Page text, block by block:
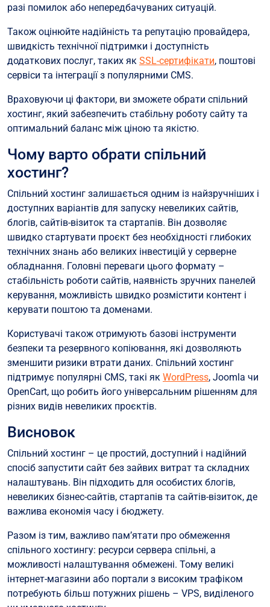
разі помилок або непередбачуваних ситуацій.
Також оцінюйте надійність та репутацію провайдера,
швидкість технічної підтримки і доступність
додаткових послуг, таких як SSL-сертифікати, поштові
сервіси та інтеграції з популярними CMS.
Враховуючи ці фактори, ви зможете обрати спільний
хостинг, який забезпечить стабільну роботу сайту та
оптимальний баланс між ціною та якістю.
Чому варто обрати спільний
хостинг?
Спільний хостинг залишається одним із найзручніших і
доступних варіантів для запуску невеликих сайтів,
блогів, сайтів-візиток та стартапів. Він дозволяє
швидко стартувати проєкт без необхідності глибоких
технічних знань або великих інвестицій у серверне
обладнання. Головні переваги цього формату –
стабільність роботи сайтів, наявність зручних панелей
керування, можливість швидко розмістити контент і
керувати поштою та доменами.
Користувачі також отримують базові інструменти
безпеки та резервного копіювання, які дозволяють
зменшити ризики втрати даних. Спільний хостинг
підтримує популярні CMS, такі як WordPress, Joomla чи
OpenCart, що робить його універсальним рішенням для
різних видів невеликих проєктів.
Висновок
Спільний хостинг – це простий, доступний і надійний
спосіб запустити сайт без зайвих витрат та складних
налаштувань. Він підходить для особистих блогів,
невеликих бізнес-сайтів, стартапів та сайтів-візиток, де
важлива економія часу і бюджету.
Разом із тим, важливо пам’ятати про обмеження
спільного хостингу: ресурси сервера спільні, а
можливості налаштування обмежені. Тому великі
інтернет-магазини або портали з високим трафіком
потребують більш потужних рішень – VPS, виділеного